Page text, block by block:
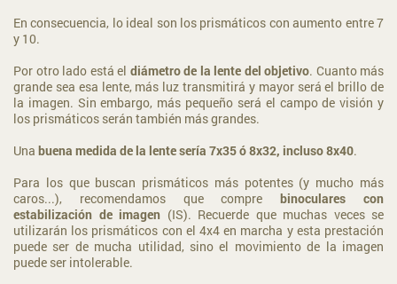
En consecuencia, lo ideal son los prismáticos con aumento entre 7
y 10.
Por otro lado está el diámetro de la lente del objetivo. Cuanto más
grande sea esa lente, más luz transmitirá y mayor será el brillo de
la imagen. Sin embargo, más pequeño será el campo de visión y
los prismáticos serán también más grandes.
Una buena medida de la lente sería 7x35 ó 8x32, incluso 8x40.
Para los que buscan prismáticos más potentes (y mucho más
caros...), recomendamos que comprebinoculares con
estabilización de imagen (IS). Recuerde que muchas veces se
utilizarán los prismáticos con el 4x4 en marcha y esta prestación
puede ser de mucha utilidad, sino el movimiento de la imagen
puede ser intolerable.